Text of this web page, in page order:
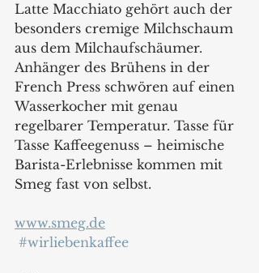
Latte Macchiato gehört auch der
besonders cremige Milchschaum
aus dem Milchaufschäumer.
Anhänger des Brühens in der
French Press schwören auf einen
Wasserkocher mit genau
regelbarer Temperatur. Tasse für
Tasse Kaffeegenuss – heimische
Barista-Erlebnisse kommen mit
Smeg fast von selbst.
www.smeg.de
#wirliebenkaffee